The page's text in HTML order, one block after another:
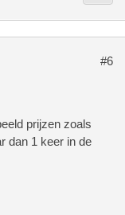
#6
prijzen zoals
dan 1 keer in de